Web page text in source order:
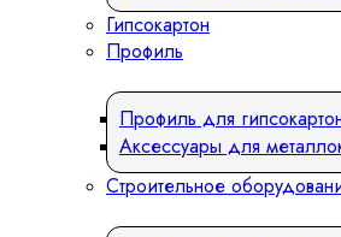
Гипсокартон
Профиль
Профиль для
Аксессуары для
Строительное